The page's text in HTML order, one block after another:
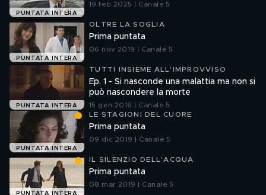
PUNTATA INTERA
19 feb 2025 | Canale 5
PUNTATA INTERA
OLTRE LA SOGLIA
Prima puntata
06 nov 2019 | Canale 5
PUNTATA INTERA
TUTTI INSIEME ALL'IMPROVVISO
Ep. 1 - Si nasconde una malattia ma non si
può nascondere la morte
15 gen 2016 | Canale 5
PUNTATA INTERA
LE STAGIONI DEL CUORE
Prima puntata
09 dic 2019 | Canale 5
PUNTATA INTERA
IL SILENZIO DELL'ACQUA
Prima puntata
08 mar 2019 | Canale 5